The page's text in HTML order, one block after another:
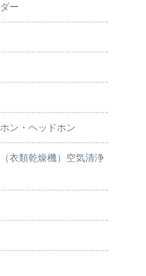
ー
ン・ヘッドホン
衣類乾燥機）空気清浄